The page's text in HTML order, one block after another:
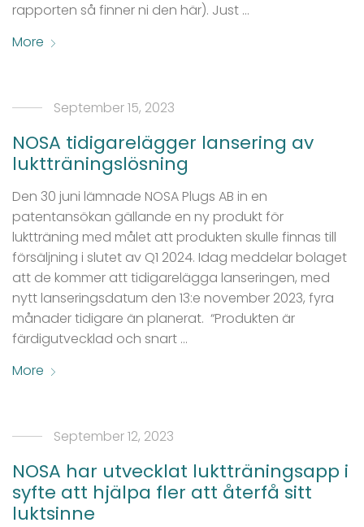
rapporten så finner ni den här). Just …
More
September 15, 2023
NOSA tidigarelägger lansering av
luktträningslösning
Den 30 juni lämnade NOSA Plugs AB in en
patentansökan gällande en ny produkt för
luktträning med målet att produkten skulle finnas till
försäljning i slutet av Q1 2024. Idag meddelar bolaget
att de kommer att tidigarelägga lanseringen, med
nytt lanseringsdatum den 13:e november 2023, fyra
månader tidigare än planerat. “Produkten är
färdigutvecklad och snart …
More
September 12, 2023
NOSA har utvecklat luktträningsapp i
syfte att hjälpa fler att återfå sitt
luktsinne